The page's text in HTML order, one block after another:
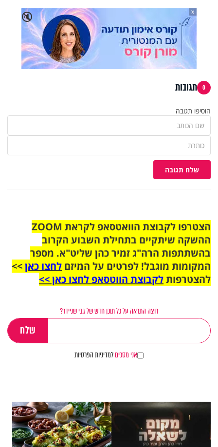
🔇
X
0 תגובות
הוסיפו תגובה
שלח תגובה
הצטרפו לקבוצת הוואטסאפ לקראת ZOOM
ההשקה שיתקיים בתחילת השבוע הקרוב
בהשתתפות הרה"ג זמיר כהן שליט"א. מספר
המקומות מוגבל! לפרטים על המיזם לחצו כאן>>
להצטרפותלקבוצת הווטסאפ לחצו כאן >>
רוצה התראה על כל תוכן חדש של גבי שניידר?
אני מסכיםלמדיניות הפרטיות